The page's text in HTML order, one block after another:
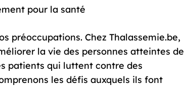
pour la santé
préoccupations. Chez Thalassemie.be,
la vie des personnes atteintes de
patients qui luttent contre des
les défis auxquels ils font